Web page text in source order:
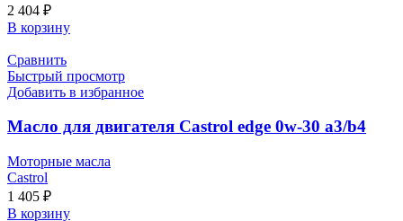
2 404 ₽
В корзину
Сравнить
Быстрый просмотр
Добавить в избранное
Масло для двигателя Castrol edge 0w-30 a3/b4
Моторные масла
Castrol
1 405 ₽
В корзину